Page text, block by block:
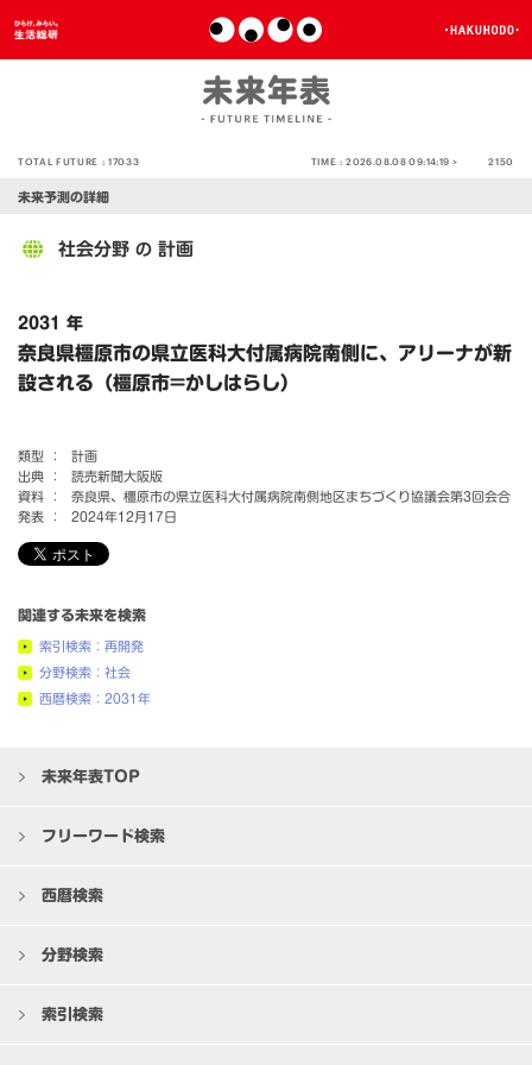
TOTAL FUTURE :17033 TIME :2026.08.08 09:14:19 > 2150
未来予測の詳細
社会分野 の 計画
2031 年
奈良県橿原市の県立医科大付属病院南側に、アリーナが新
設される（橿原市=かしはらし）
類型 ：
計画
出典 ：
読売新聞大阪版
資料 ：
奈良県、橿原市の県立医科大付属病院南側地区まちづくり協議会第3回会合
発表 ：
2024年12月17日
関連する未来を検索
索引検索：再開発
分野検索：社会
西暦検索：2031年
未来年表TOP
フリーワード検索
西暦検索
分野検索
索引検索